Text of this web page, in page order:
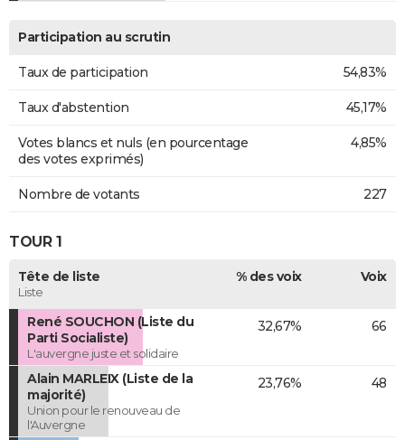
Participation au scrutin
Taux de participation 54,83%
Taux d'abstention 45,17%
Votes blancs et nuls (en pourcentage
des votes exprimés)
4,85%
Nombre de votants 227
TOUR 1
Tête de liste
Liste
% des voix Voix
René SOUCHON (Liste du
Parti Socialiste)
L'auvergne juste et solidaire
32,67% 66
Alain MARLEIX (Liste de la
majorité)
Union pour le renouveau de
l'Auvergne
23,76% 48